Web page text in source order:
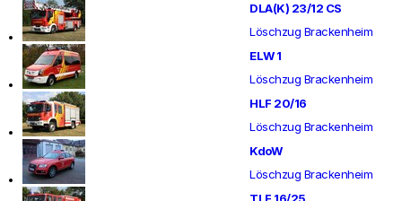
DLA(K) 23/12 CS
Löschzug Brackenheim
ELW 1
Löschzug Brackenheim
HLF 20/16
Löschzug Brackenheim
KdoW
Löschzug Brackenheim